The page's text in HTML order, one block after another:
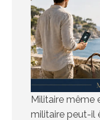
Militaire même
militaire peut-il